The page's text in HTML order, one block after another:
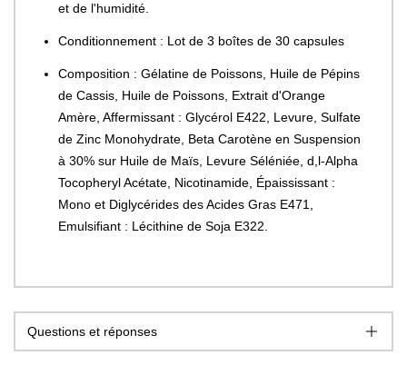
et de l'humidité.
Conditionnement : Lot de 3 boîtes de 30 capsules
Composition : Gélatine de Poissons, Huile de Pépins
de Cassis, Huile de Poissons, Extrait d'Orange
Amère, Affermissant : Glycérol E422, Levure, Sulfate
de Zinc Monohydrate, Beta Carotène en Suspension
à 30% sur Huile de Maïs, Levure Séléniée, d,l-Alpha
Tocopheryl Acétate, Nicotinamide, Épaississant :
Mono et Diglycérides des Acides Gras E471,
Emulsifiant : Lécithine de Soja E322.
Questions et réponses